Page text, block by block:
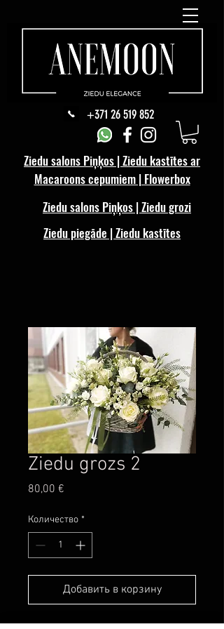
+371 26 519 852
Ziedu piegāde | Ziedu kastītes
Ziedu salons Piņķos | Ziedu kastītes ar
Macaroons cepumiem | Flowerbox
Ziedu salons Piņķos | Ziedu grozi
Ziedu grozs 2
80,00 €
Количество *
Добавить в корзину